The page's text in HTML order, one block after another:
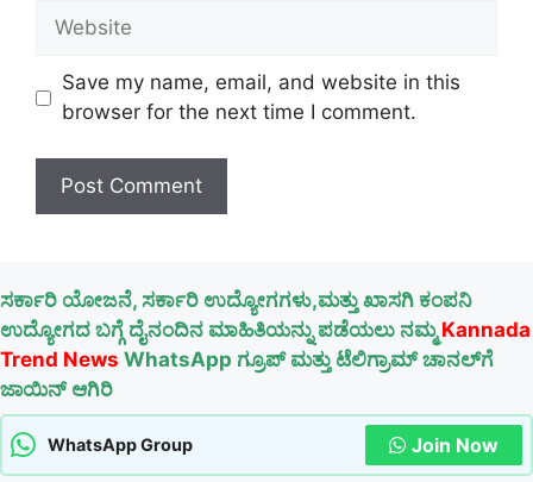
Website
Save my name, email, and website in this
browser for the next time I comment.
ಸರ್ಕಾರಿ ಯೋಜನೆ, ಸರ್ಕಾರಿ ಉದ್ಯೋಗಗಳು,ಮತ್ತು ಖಾಸಗಿ ಕಂಪನಿ
ಉದ್ಯೋಗದ ಬಗ್ಗೆ ದೈನಂದಿನ ಮಾಹಿತಿಯನ್ನು ಪಡೆಯಲು ನಮ್ಮ Kannada
Trend News WhatsApp ಗ್ರೂಪ್ ಮತ್ತು ಟೆಲಿಗ್ರಾಮ್ ಚಾನಲ್‌ಗೆ
ಜಾಯಿನ್ ಆಗಿರಿ
WhatsApp Group Join Now